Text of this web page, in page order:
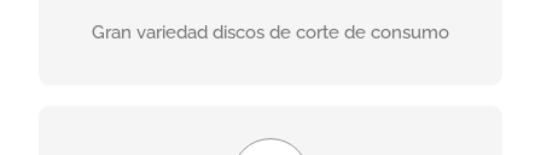
Gran variedad discos de corte de consumo